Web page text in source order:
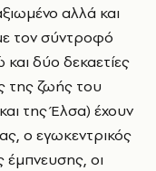
αλλά και
τον σύντροφό
και δύο δεκαετίες
της ζωής του
της Έλσα) έχουν
ο εγωκεντρικός
οι